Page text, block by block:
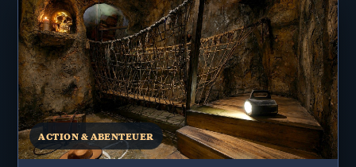
ACTION & ABENTEUER